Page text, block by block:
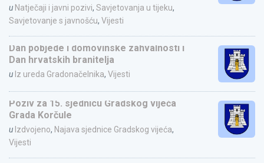
u Natječaji i javni pozivi, Savjetovanja u tijeku,
Savjetovanje s javnošću, Vijesti
Dan pobjede i domovinske zahvalnosti i
Dan hrvatskih branitelja
u Iz ureda Gradonačelnika, Vijesti
Poziv za 15. sjednicu Gradskog vijeća
Grada Korčule
u Izdvojeno, Najava sjednice Gradskog vijeća,
Vijesti